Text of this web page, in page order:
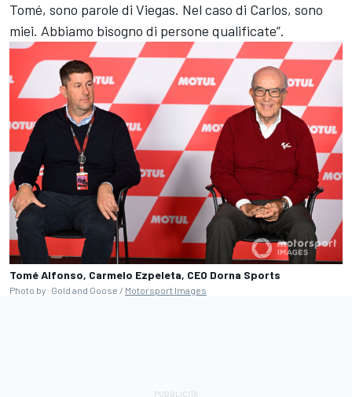
Tomé, sono parole di Viegas. Nel caso di Carlos, sono
miei. Abbiamo bisogno di persone qualificate”.
Tomé Alfonso, Carmelo Ezpeleta, CEO Dorna Sports
Photo by: Gold and Goose / Motorsport Images